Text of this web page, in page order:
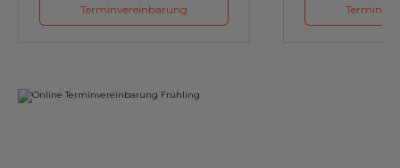
Terminvereinbarung